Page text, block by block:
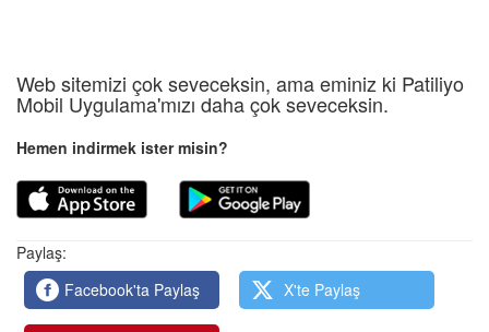
Web sitemizi çok seveceksin, ama eminiz ki Patiliyo
Mobil Uygulama'mızı daha çok seveceksin.
Hemen indirmek ister misin?
Paylaş:
Facebook'ta Paylaş
X'te Paylaş